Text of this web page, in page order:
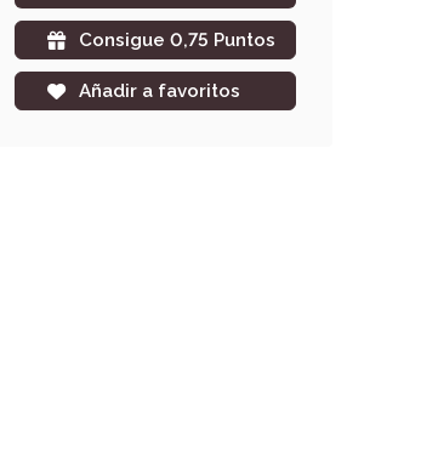
Consigue 0,75 Puntos
Añadir a favoritos